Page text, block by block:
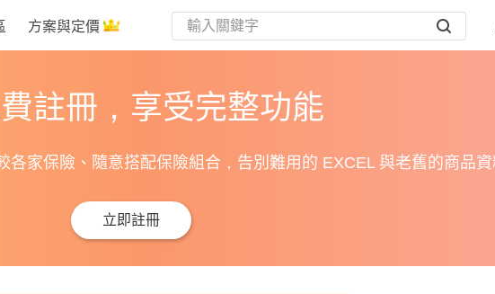
方案與定價
註冊，享受完整功能
各家保險、隨意搭配保險組合，告別難用的 EXCEL 與老舊的商品資
立即註冊